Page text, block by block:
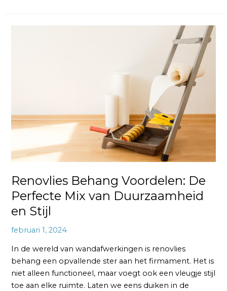
Renovlies Behang Voordelen: De
Perfecte Mix van Duurzaamheid
en Stijl
februari 1, 2024
In de wereld van wandafwerkingen is renovlies
behang een opvallende ster aan het firmament. Het is
niet alleen functioneel, maar voegt ook een vleugje stijl
toe aan elke ruimte. Laten we eens duiken in de
Duurzaamheid
en